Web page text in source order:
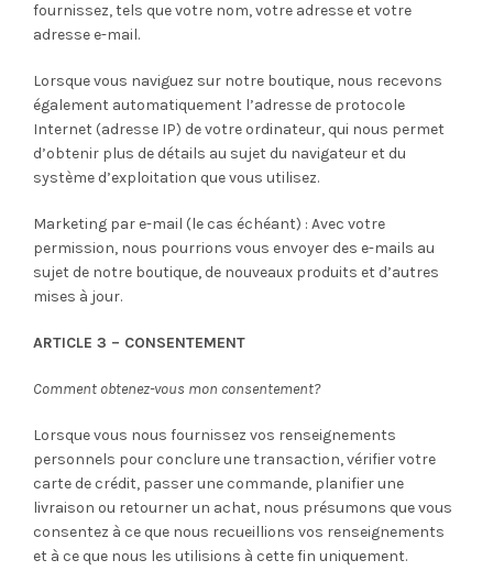
fournissez, tels que votre nom, votre adresse et votre
adresse e-mail.
Lorsque vous naviguez sur notre boutique, nous recevons
également automatiquement l’adresse de protocole
Internet (adresse IP) de votre ordinateur, qui nous permet
d’obtenir plus de détails au sujet du navigateur et du
système d’exploitation que vous utilisez.
Marketing par e-mail (le cas échéant) : Avec votre
permission, nous pourrions vous envoyer des e-mails au
sujet de notre boutique, de nouveaux produits et d’autres
mises à jour.
ARTICLE 3 – CONSENTEMENT
Comment obtenez-vous mon consentement?
Lorsque vous nous fournissez vos renseignements
personnels pour conclure une transaction, vérifier votre
carte de crédit, passer une commande, planifier une
livraison ou retourner un achat, nous présumons que vous
consentez à ce que nous recueillions vos renseignements
et à ce que nous les utilisions à cette fin uniquement.